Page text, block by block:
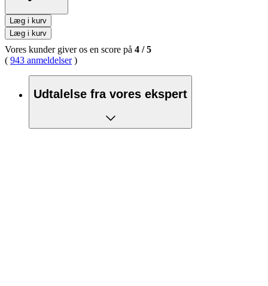
Læg i kurv
Læg i kurv
Vores kunder giver os en score på 4 /5
( 943 anmeldelser)
Udtalelse fra vores ekspert